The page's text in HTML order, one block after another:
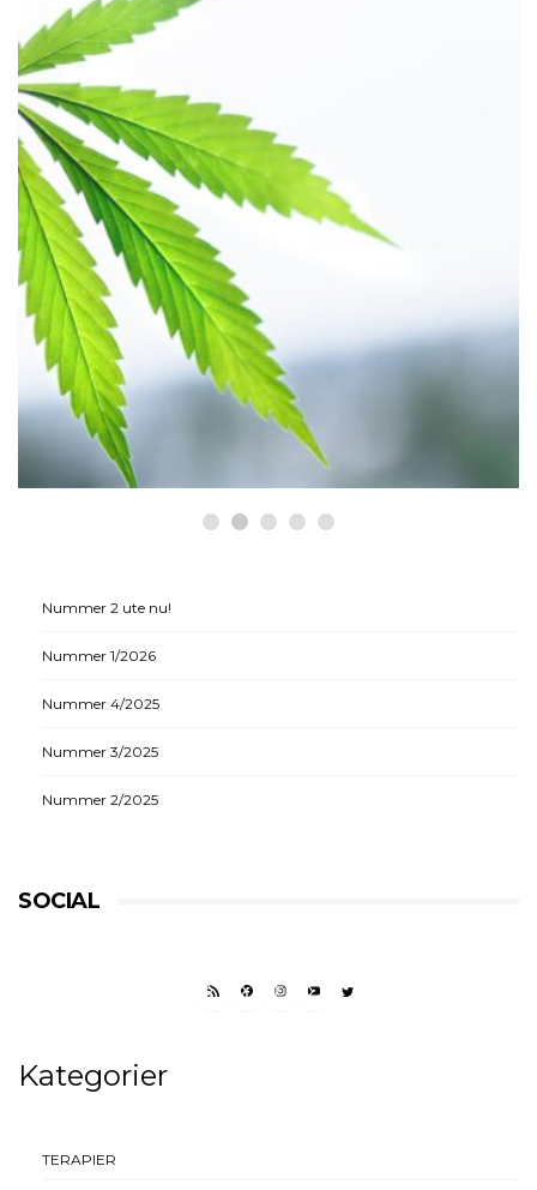
HÄLSA
Historiska beslut som gynnar
medicinsk cannabis
Nummer 2 ute nu!
Nummer 1/2026
Nummer 4/2025
Nummer 3/2025
Nummer 2/2025
SOCIAL
RSS FEEDFACEBOOK
INSTAGRAM
YOUTUBETWITTER
Kategorier
TERAPIER